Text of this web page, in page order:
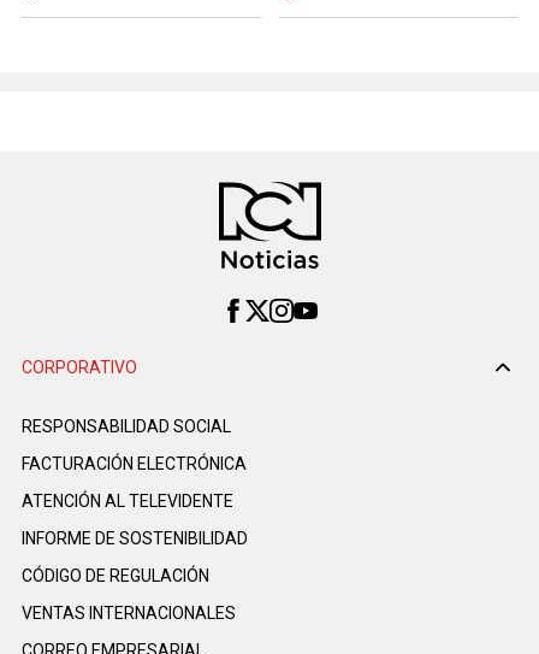
CORPORATIVO
RESPONSABILIDAD SOCIAL
FACTURACIÓN ELECTRÓNICA
ATENCIÓN AL TELEVIDENTE
INFORME DE SOSTENIBILIDAD
CÓDIGO DE REGULACIÓN
VENTAS INTERNACIONALES
CORREO EMPRESARIAL